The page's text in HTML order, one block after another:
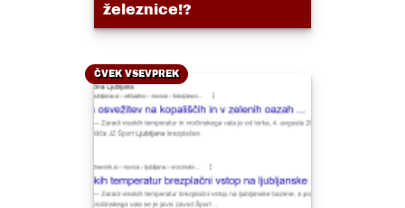
železnice!?
ČVEK VSEVPREK